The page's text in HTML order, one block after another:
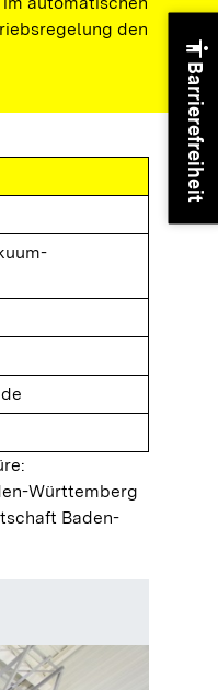
den
Württemberg
Baden-
accessibility
Barrierefreiheit